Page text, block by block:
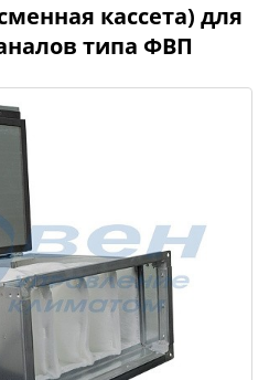
кассета) для
типа ФВП